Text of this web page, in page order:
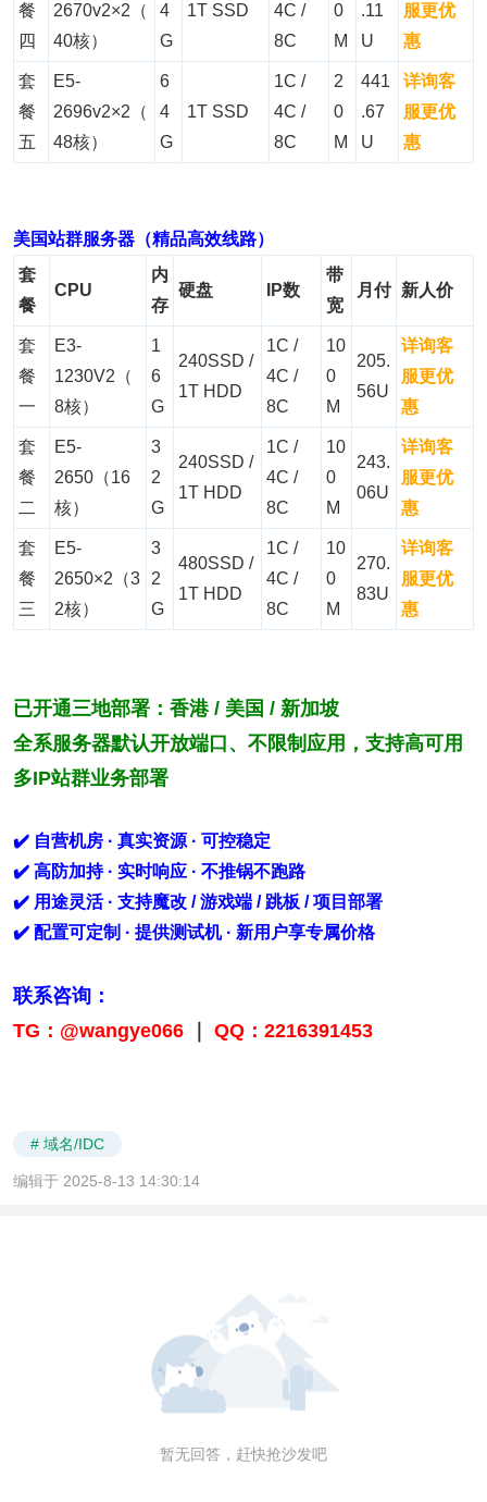
餐
四
2670v2×2（
40核）
4
G
1T SSD
4C /
8C
0
M
.11
U
服更优
惠
套
餐
五
E5-
2696v2×2（
48核）
6
4
G
1T SSD
1C /
4C /
8C
2
0
M
441
.67
U
详询客
服更优
惠
美国站群服务器（精品高效线路）
套
餐
CPU
内
存
硬盘 IP数
带
宽
月付 新人价
套
餐
一
E3-
1230V2（
8核）
1
6
G
240SSD /
1T HDD
1C /
4C /
8C
10
0
M
205.
56U
详询客
服更优
惠
套
餐
二
E5-
2650（16
核）
3
2
G
240SSD /
1T HDD
1C /
4C /
8C
10
0
M
243.
06U
详询客
服更优
惠
套
餐
三
E5-
2650×2（3
2核）
3
2
G
480SSD /
1T HDD
1C /
4C /
8C
10
0
M
270.
83U
详询客
服更优
惠
已开通三地部署：香港 / 美国 / 新加坡
全系服务器默认开放端口、不限制应用，支持高可用
多IP站群业务部署
✔️ 自营机房 · 真实资源 · 可控稳定
✔️ 高防加持 · 实时响应 · 不推锅不跑路
✔️ 用途灵活 · 支持魔改 / 游戏端 / 跳板 / 项目部署
✔️ 配置可定制 · 提供测试机 · 新用户享专属价格
联系咨询：
TG：@wangye066
QQ：2216391453
# 域名/IDC
编辑于 2025-8-13 14:30:14
暂无回答，赶快抢沙发吧